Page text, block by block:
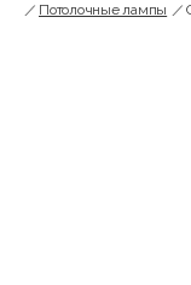
Потолочные лампы